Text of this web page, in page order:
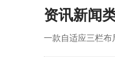
资讯新闻
一款自适应三栏布